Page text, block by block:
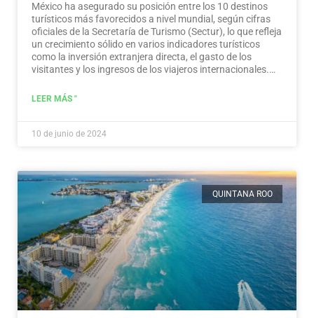
México ha asegurado su posición entre los 10 destinos
turísticos más favorecidos a nivel mundial, según cifras
oficiales de la Secretaría de Turismo (Sectur), lo que refleja
un crecimiento sólido en varios indicadores turísticos
como la inversión extranjera directa, el gasto de los
visitantes y los ingresos de los viajeros internacionales.…
LEER MÁS "
10 de junio de 2024
QUINTANA ROO